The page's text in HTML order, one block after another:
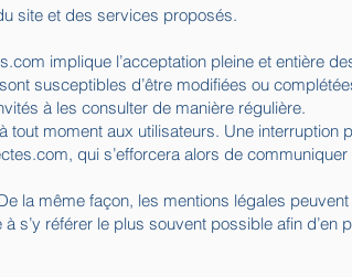
site et des services proposés.
implique l’acceptation pleine et entière
susceptibles d’être modifiées ou
à les consulter de manière régulière.
tout moment aux utilisateurs. Une interruption
, qui s’efforcera alors de
la même façon, les mentions légales
s’y référer le plus souvent possible afin d’en